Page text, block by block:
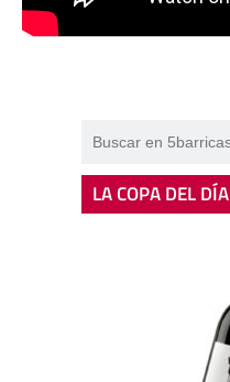
LA COPA DEL DÍA